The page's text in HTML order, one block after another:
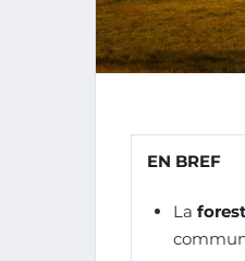
EN BREF
La